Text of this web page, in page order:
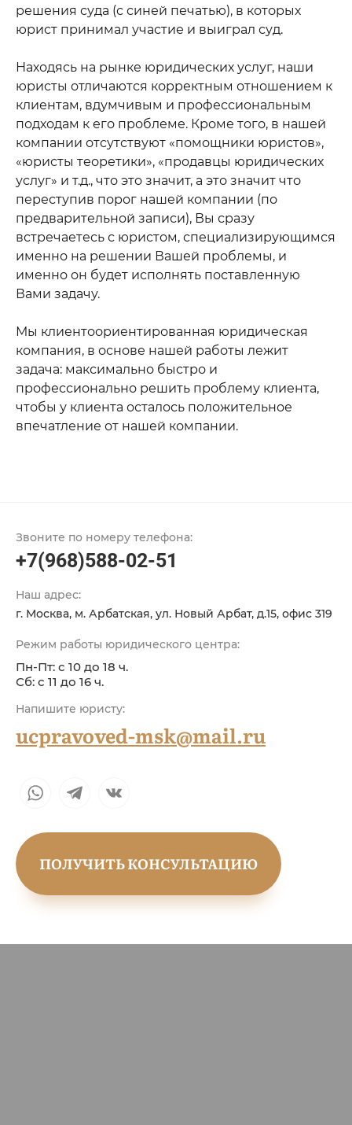
решения суда (с синей печатью), в которых
юрист принимал участие и выиграл суд.
Находясь на рынке юридических услуг, наши
юристы отличаются корректным отношением к
клиентам, вдумчивым и профессиональным
подходам к его проблеме. Кроме того, в нашей
компании отсутствуют «помощники юристов»,
«юристы теоретики», «продавцы юридических
услуг» и т.д., что это значит, а это значит что
переступив порог нашей компании (по
предварительной записи), Вы сразу
встречаетесь с юристом, специализирующимся
именно на решении Вашей проблемы, и
именно он будет исполнять поставленную
Вами задачу.
Мы клиентоориентированная юридическая
компания, в основе нашей работы лежит
задача: максимально быстро и
профессионально решить проблему клиента,
чтобы у клиента осталось положительное
впечатление от нашей компании.
ПОЛУЧИТЬ КОНСУЛЬТАЦИЮ
Режим работы юридического центра:
Пн-Пт: с 10 до 18 ч.
Сб: с 11 до 16 ч.
Напишите юристу:
ucpravoved-msk@mail.ru
Звоните по номеру телефона:
+7(968)588-02-51
Наш адрес:
г. Москва, м. Арбатская, ул. Новый Арбат, д.15, офис 319